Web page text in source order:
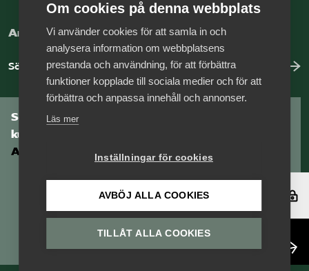
Arbeta hos Vårdföretagarna?
Sök jobb hos oss
Som medlem har du tillgång till vår digitala
kunskapsbank
Arbetsgivarguiden
Logga in
Om cookies på denna webbplats
Vi använder cookies för att samla in och
analysera information om webbplatsens
prestanda och användning, för att förbättra
funktioner kopplade till sociala medier och för att
förbättra och anpassa innehåll och annonser.
Läs mer
Inställningar för cookies
AVBÖJ ALLA COOKIES
TILLÅT ALLA COOKIES